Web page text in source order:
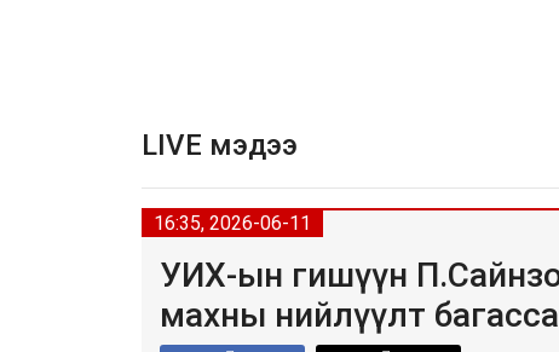
LIVE мэдээ
16:35, 2026-06-11
УИХ-ын гишүүн
махны нийлүүлт